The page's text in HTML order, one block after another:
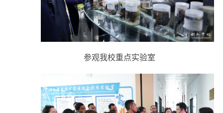
参观我校重点实验室